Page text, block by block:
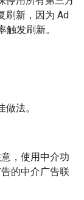
刷新，因为 Ad
发刷新。
法。
，使用中介功
的中介广告联